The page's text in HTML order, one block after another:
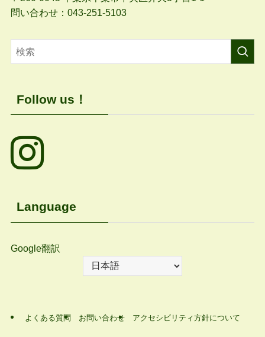
問い合わせ：043-251-5103
Follow us！
Language
Google翻訳
よくある質問 お問い合わせ アクセシビリティ方針について